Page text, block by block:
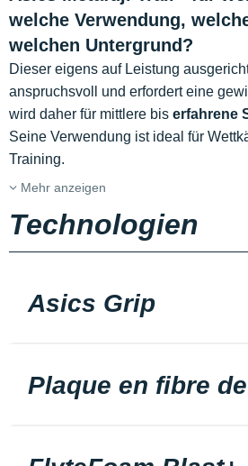
welche Verwendung,
welchen Untergrund?
Dieser eigens auf Leistung
anspruchsvoll und erfordert eine
wird daher für mittlere bis erfahrene
Seine Verwendung ist ideal für
Training.
Mehr anzeigen
Technologien
Asics Grip
Plaque en fibre